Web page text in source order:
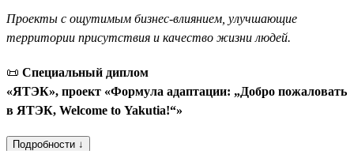
Проекты с ощутимым бизнес-влиянием, улучшающие
территории присутствия и качество жизни людей.
📜 Специальный диплом
«ЯТЭК», проект «Формула адаптации: „Добро пожаловать
в ЯТЭК, Welcome to Yakutia!“»
Подробности ↓